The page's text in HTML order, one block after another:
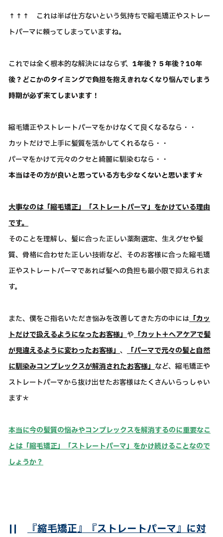
↑↑↑ これは半ば仕方ないという気持ちで縮毛矯正やストレー
トパーマに頼ってしまっていますね。
これでは全く根本的な解決にはならず、 1年後？５年後？10年
後？どこかのタイミングで負担を抱えきれなくなり悩んでしまう
時期が必ず来てしまいます！
縮毛矯正やストレートパーマをかけなくて良くなるなら・・
カットだけで上手に髪質を活かしてくれるなら・・
パーマをかけて元々のクセと綺麗に馴染むなら・・
本当はその方が良いと思っている方も少なくないと思います＊
大事なのは「縮毛矯正」「ストレートパーマ」をかけている理由
です。
そのことを理解し、髪に合った正しい薬剤選定、生えグセや髪
質、骨格に合わせた正しい技術など、そのお客様に合った縮毛矯
正やストレートパーマであれば髪への負担も最小限で抑えられま
す。
また、僕をご指名いただき悩みを改善してきた方の中には 「カッ
トだけで扱えるようになったお客様」 や 「カット＋ヘアケアで髪
が見違えるように変わったお客様」 、
「パーマで元々の髪と自然
に馴染みコンプレックスが解消されたお客様」 など、縮毛矯正や
ストレートパーマから抜け出せたお客様はたくさんいらっしゃい
ます＊
本当に今の髪質の悩みやコンプレックスを解消するのに重要なこ
とは「縮毛矯正」「ストレートパーマ」をかけ続けることなので
しょうか？
|| 『縮毛矯正』『ストレートパーマ』に対